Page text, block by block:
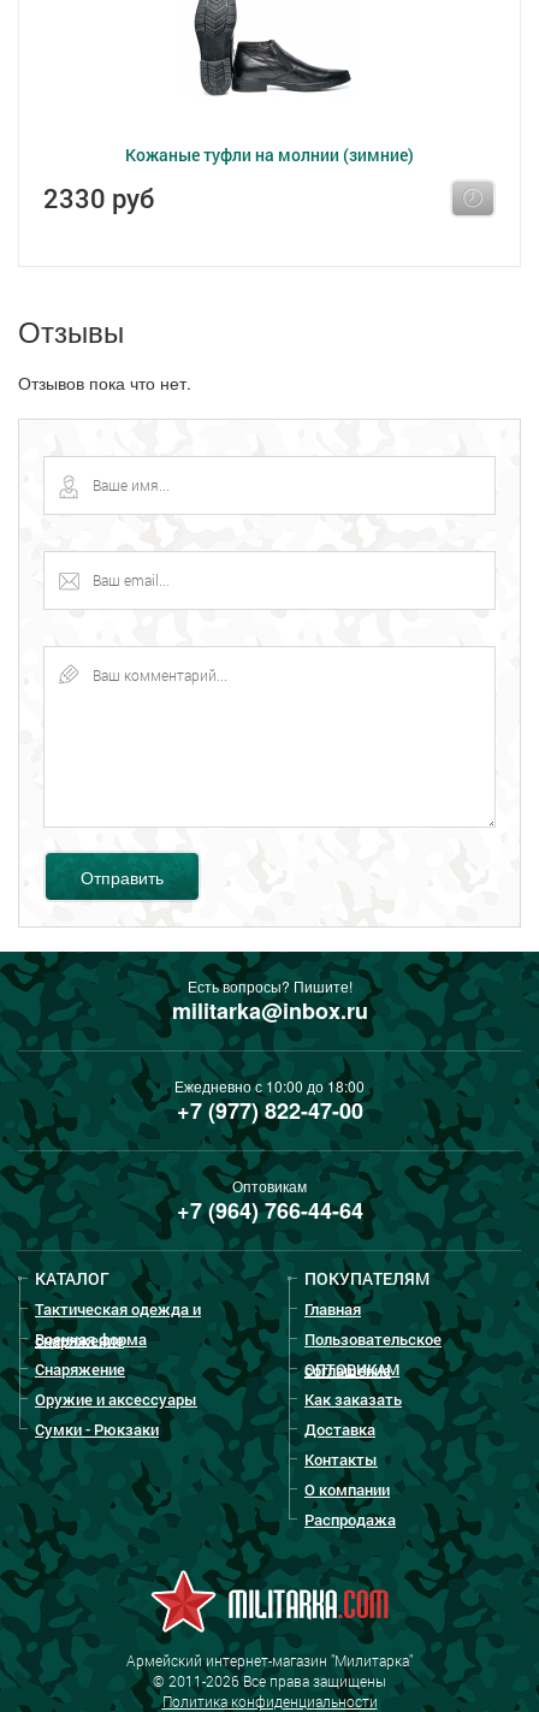
Кожаные туфли на молнии (зимние)
2330 руб
Отзывы
Отзывов пока что нет.
Отправить
Есть вопросы? Пишите!
militarka@inbox.ru
Ежедневно с 10:00 до 18:00
+7 (977) 822-47-00
Оптовикам
+7 (964) 766-44-64
КАТАЛОГ
Тактическая одежда и
снаряжение
Военная форма
Снаряжение
Оружие и аксессуары
Сумки - Рюкзаки
ПОКУПАТЕЛЯМ
Главная
Пользовательское
соглашение
ОПТОВИКАМ
Как заказать
Доставка
Контакты
О компании
Распродажа
Армейский интернет-магазин "Милитарка"
© 2011-2026 Все права защищены
Политика конфиденциальности